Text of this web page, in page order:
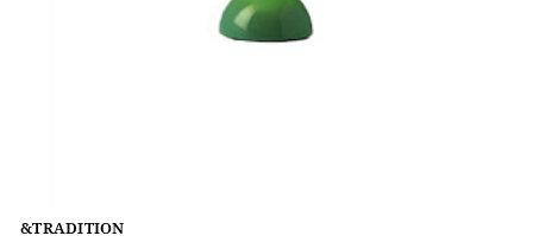
&TRADITION